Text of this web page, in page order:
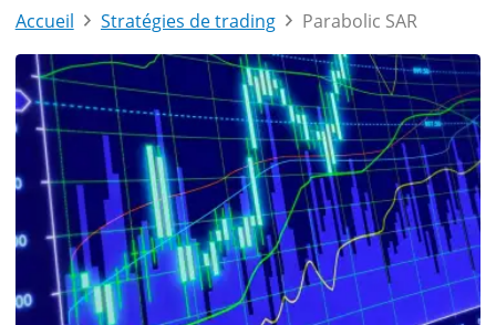
Accueil Stratégies de trading Parabolic SAR